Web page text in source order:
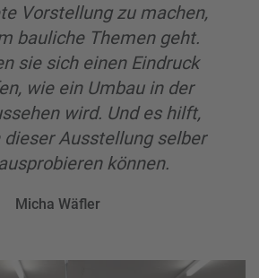
Vorstellung zu machen,
bauliche Themen geht.
sie sich einen Eindruck
wie ein Umbau in der
wird. Und es hilft,
dieser Ausstellung selber
können.
Micha Wäfler